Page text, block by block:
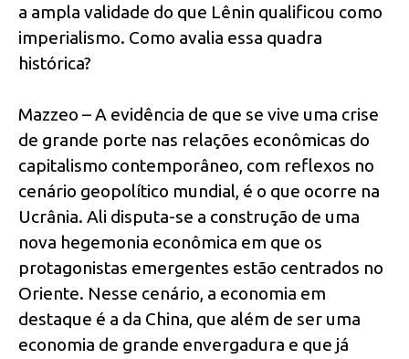
a ampla validade do que Lênin qualificou como
imperialismo. Como avalia essa quadra
histórica?
Mazzeo – A evidência de que se vive uma crise
de grande porte nas relações econômicas do
capitalismo contemporâneo, com reflexos no
cenário geopolítico mundial, é o que ocorre na
Ucrânia. Ali disputa-se a construção de uma
nova hegemonia econômica em que os
protagonistas emergentes estão centrados no
Oriente. Nesse cenário, a economia em
destaque é a da China, que além de ser uma
economia de grande envergadura e que já